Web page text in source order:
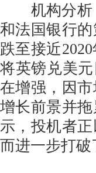
机构分析：
和法国银行
跌至接近
将英镑兑美
在增强，因
增长前景并
示，投机者
而进一步打